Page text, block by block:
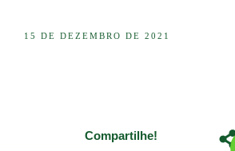
15 DE DEZEMBRO DE 2021
Compartilhe!